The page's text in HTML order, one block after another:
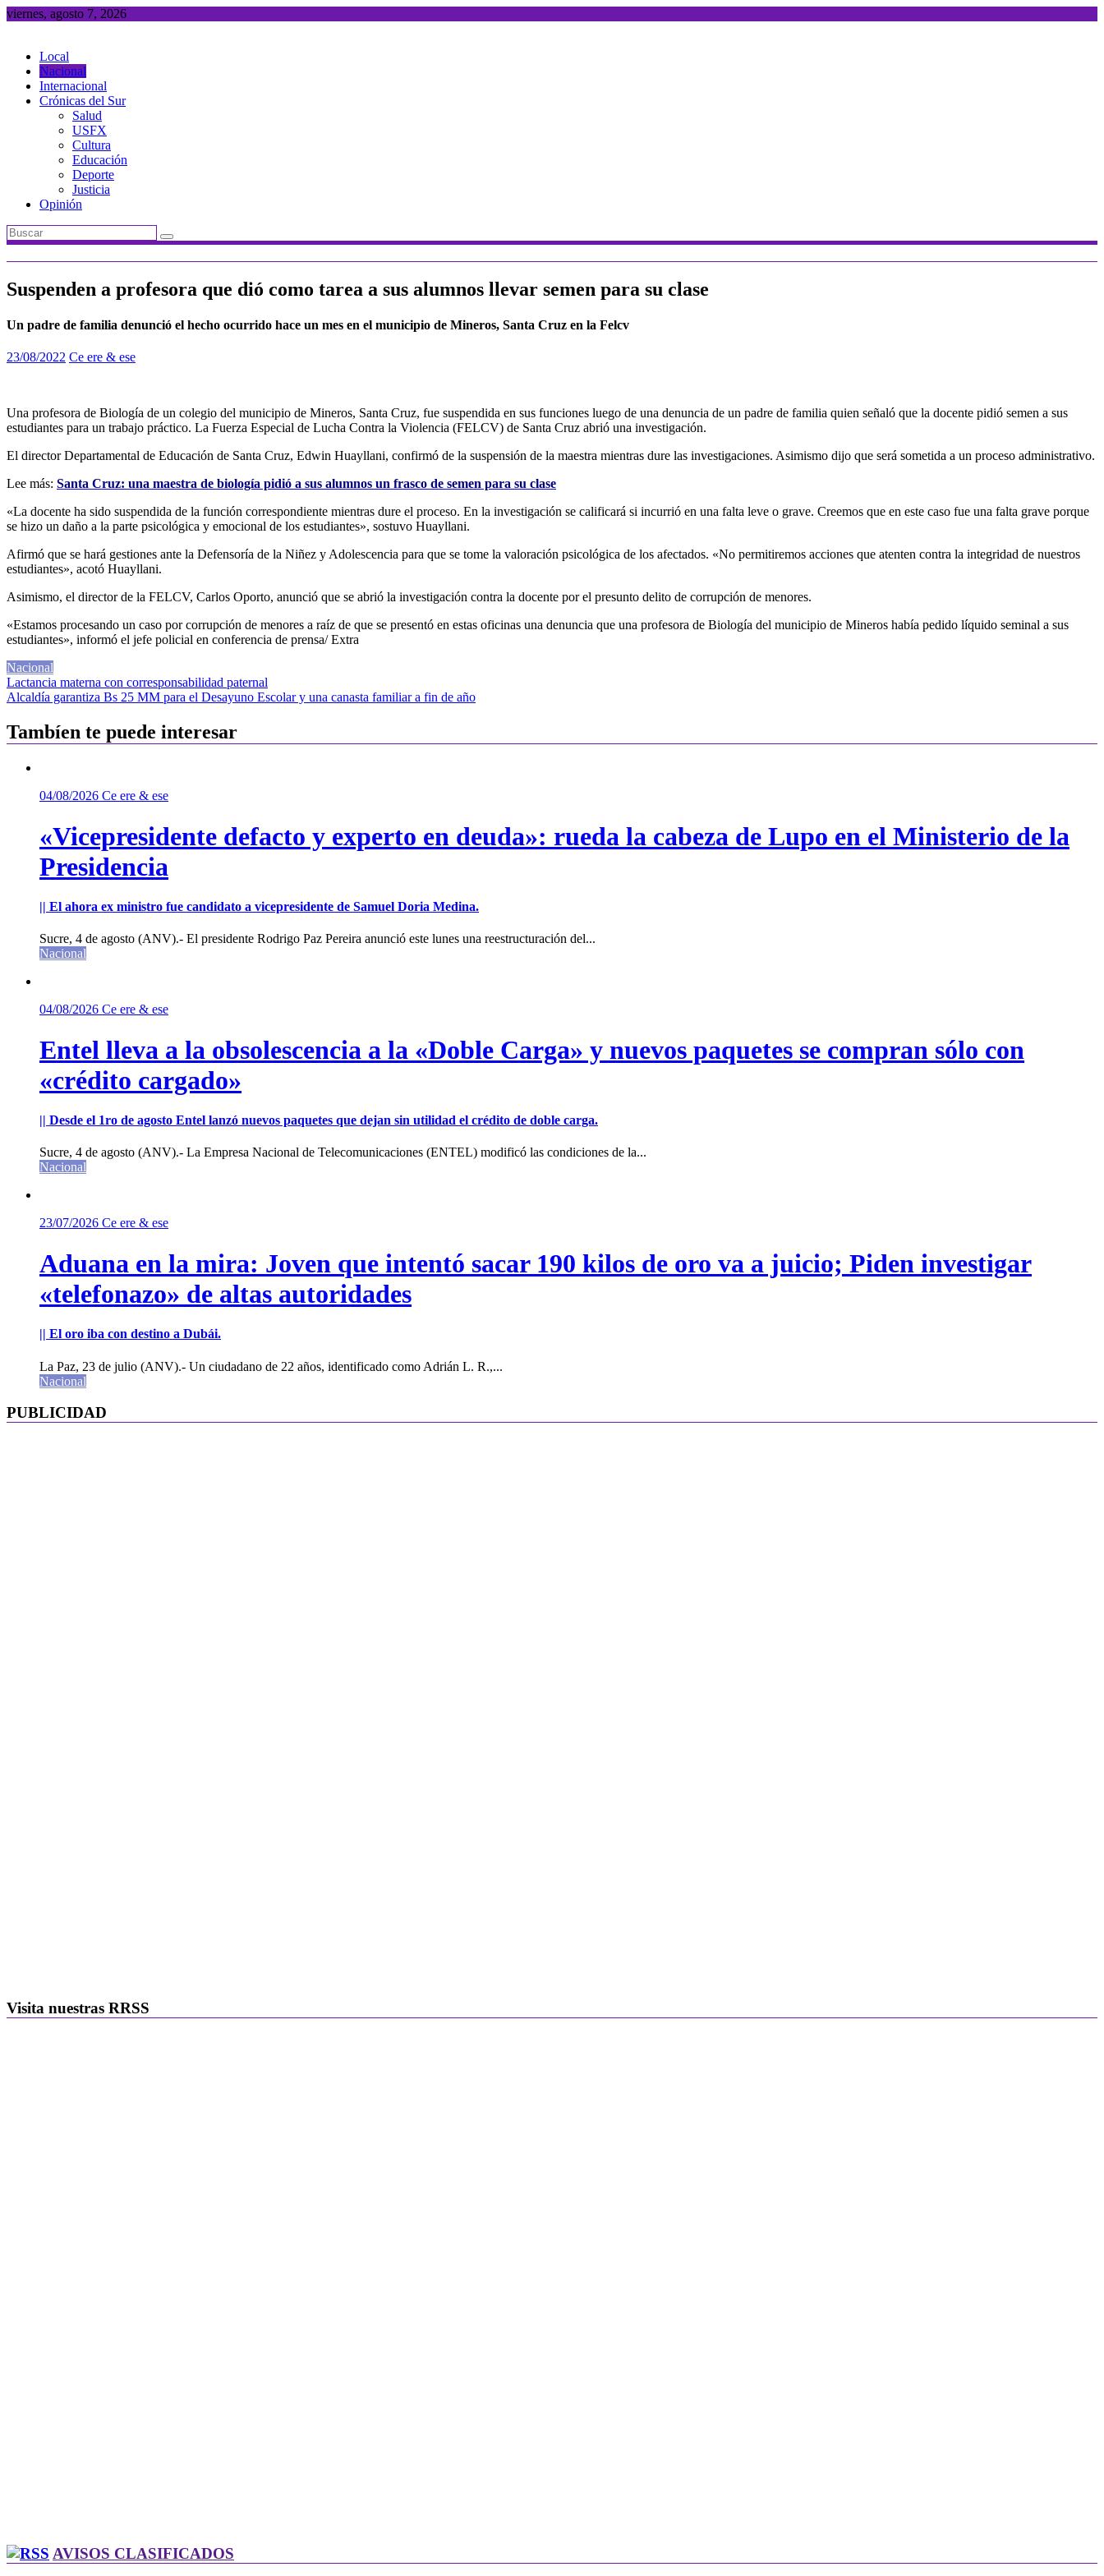
Saltar
viernes, agosto 7, 2026
Local
Nacional
Internacional
Crónicas del Sur
Salud
USFX
Cultura
Educación
Deporte
Justicia
Opinión
Suspenden a profesora que dió como tarea a sus alumnos llevar semen para su clase
Un padre de familia denunció el hecho ocurrido hace un mes en el municipio de Mineros, Santa Cruz en la Felcv
23/08/2022 Ce ere & ese
Una profesora de Biología de un colegio del municipio de Mineros, Santa Cruz, fue suspendida en sus funciones luego de una denuncia de un padre de familia quien señaló que la docente pidió semen a sus
estudiantes para un trabajo práctico. La Fuerza Especial de Lucha Contra la Violencia (FELCV) de Santa Cruz abrió una investigación.
El director Departamental de Educación de Santa Cruz, Edwin Huayllani, confirmó de la suspensión de la maestra mientras dure las investigaciones. Asimismo dijo que será sometida a un proceso administrativo.
Lee más: Santa Cruz: una maestra de biología pidió a sus alumnos un frasco de semen para su clase
«La docente ha sido suspendida de la función correspondiente mientras dure el proceso. En la investigación se calificará si incurrió en una falta leve o grave. Creemos que en este caso fue una falta grave porque
se hizo un daño a la parte psicológica y emocional de los estudiantes», sostuvo Huayllani.
Afirmó que se hará gestiones ante la Defensoría de la Niñez y Adolescencia para que se tome la valoración psicológica de los afectados. «No permitiremos acciones que atenten contra la integridad de nuestros
estudiantes», acotó Huayllani.
Asimismo, el director de la FELCV, Carlos Oporto, anunció que se abrió la investigación contra la docente por el presunto delito de corrupción de menores.
«Estamos procesando un caso por corrupción de menores a raíz de que se presentó en estas oficinas una denuncia que una profesora de Biología del municipio de Mineros había pedido líquido seminal a sus
estudiantes», informó el jefe policial en conferencia de prensa/ Extra
Nacional
Navegación
de
entradas
Lactancia materna con corresponsabilidad paternal
Alcaldía garantiza Bs 25 MM para el Desayuno Escolar y una canasta familiar a fin de año
Tambíen te puede interesar
04/08/2026 Ce ere & ese
«Vicepresidente defacto y experto en deuda»: rueda la cabeza de Lupo en el Ministerio de la
Presidencia
|| El ahora ex ministro fue candidato a vicepresidente de Samuel Doria Medina.
Sucre, 4 de agosto (ANV).- El presidente Rodrigo Paz Pereira anunció este lunes una reestructuración del...
Nacional
04/08/2026 Ce ere & ese
Entel lleva a la obsolescencia a la «Doble Carga» y nuevos paquetes se compran sólo con
«crédito cargado»
|| Desde el 1ro de agosto Entel lanzó nuevos paquetes que dejan sin utilidad el crédito de doble carga.
Sucre, 4 de agosto (ANV).- La Empresa Nacional de Telecomunicaciones (ENTEL) modificó las condiciones de la...
Nacional
23/07/2026 Ce ere & ese
Aduana en la mira: Joven que intentó sacar 190 kilos de oro va a juicio; Piden investigar
«telefonazo» de altas autoridades
|| El oro iba con destino a Dubái.
La Paz, 23 de julio (ANV).- Un ciudadano de 22 años, identificado como Adrián L. R.,...
Nacional
PUBLICIDAD
Visita nuestras RRSS
AVISOS CLASIFICADOS